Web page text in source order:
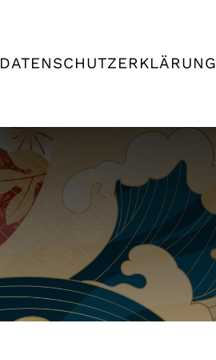
DATENSCHUTZERKLÄRUNG